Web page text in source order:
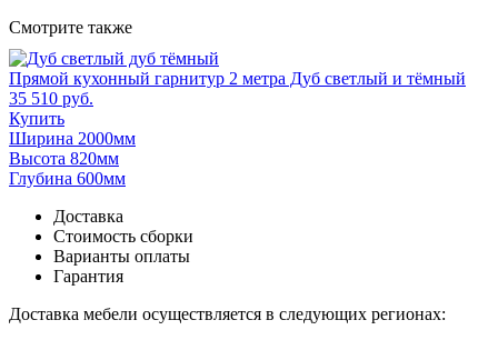
Смотрите также
Прямой кухонный гарнитур 2 метра Дуб светлый и тёмный
35 510 руб.
Купить
Ширина 2000мм
Высота 820мм
Глубина 600мм
Доставка
Стоимость сборки
Варианты оплаты
Гарантия
Доставка мебели осуществляется в следующих регионах: